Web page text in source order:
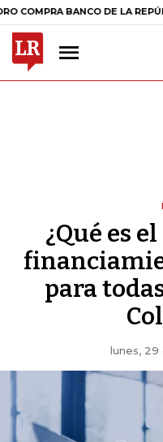
BANCO DE LA REPÚBLICA
¿Qué es
para
lunes,